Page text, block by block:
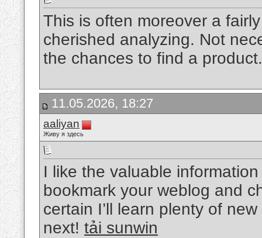
This is often moreover a
cherished analyzing. Not
the chances to find a
11.05.2026, 18:27
aaliyan
Живу я здесь
I like the valuable
bookmark your weblog and
certain I’ll learn plenty of
next! tải sunwin